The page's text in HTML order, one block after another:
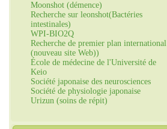
Moonshot (démence)
Recherche sur leonshot(Bactéries
intestinales)
WPI-BIO2Q
Recherche de premier plan international
(nouveau site Web))
École de médecine de l'Université de
Keio
Société japonaise des neurosciences
Société de physiologie japonaise
Urizun (soins de répit)